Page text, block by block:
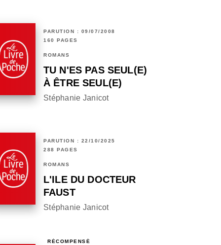
PARUTION : 09/07/2008
160 PAGES
ROMANS
TU N'ES PAS SEUL(E)
À ÊTRE SEUL(E)
Stéphanie Janicot
PARUTION : 22/10/2025
288 PAGES
ROMANS
L'ILE DU DOCTEUR
FAUST
Stéphanie Janicot
RÉCOMPENSÉ